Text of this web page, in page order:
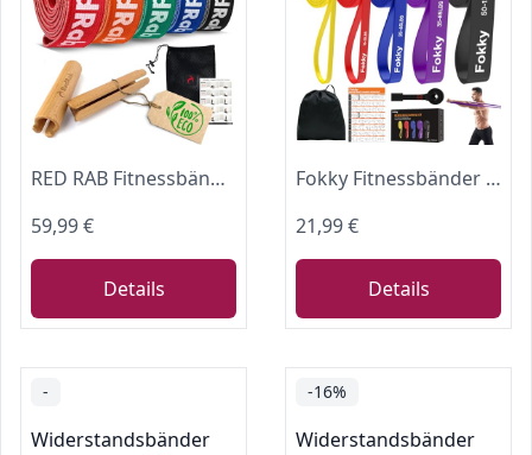
RED RAB Fitnessbänder Stoff - lang - Fitness Band einzeln oder im Set für Widerstandsbänder Krafttraining - reißfeste Resistance Bands, Klimmzug Bänder, Gymnastikband, Pull Up Band, Trainingsbänder
59,99 €
Details
Fokky Fitnessbänder Widerstandsbänder Set mit 5 Stufen für Männer und Frauen, Resistance Bands mit Türanker, Übungsanleitung, Tragebeutel für Krafttraining, Stretching, Calisthenics, Cross-Fitness
21,99 €
Details
-
Widerstandsbänder
-16%
Widerstandsbänder